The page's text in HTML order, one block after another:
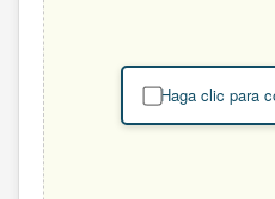
Haga clic para